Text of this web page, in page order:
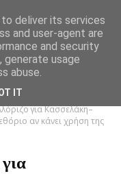
για Kασσελάκη–
αν κάνει χρήση της
deliver its services
and user-agent are
and security
usage
abuse.
IT